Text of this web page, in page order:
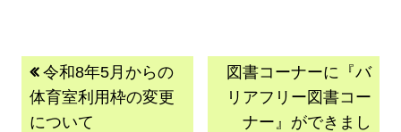
投
稿
前
の
記
令和8年5月からの
体育室利用枠の変更
について
次
の
図書コーナーに『バ
リアフリー図書コー
ナー』ができまし